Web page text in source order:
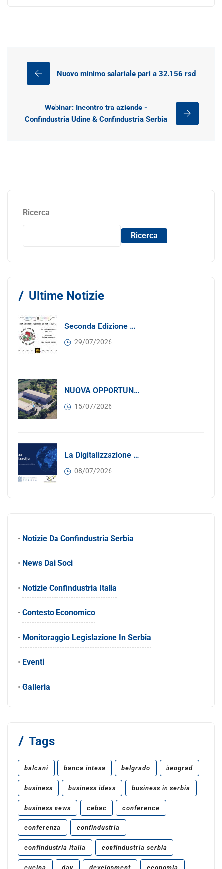
Nuovo minimo salariale pari a 32.156 rsd
Webinar: Incontro tra aziende -
Confindustria Udine & Confindustria Serbia
Ricerca
Ricerca
Ultime Notizie
Seconda Edizione Di MANGIA. DONA. AMA: Quando La Gastronomia Incontra La Solidarietà, 11 Settembre 2026
29/07/2026
NUOVA OPPORTUNITÀ DI BUSINESS PER I SOCI DI CONFINDUSTRIA SERBIA: Affitasi Un Moderno Capannone Industriale A Pančevo – 1.200 M² Nella Zona Industriale
15/07/2026
La Digitalizzazione Come Motore Dell’internazionalizzazione
08/07/2026
• Notizie Da Confindustria Serbia
• News Dai Soci
• Notizie Confindustria Italia
• Contesto Economico
• Monitoraggio Legislazione In Serbia
• Eventi
• Galleria
Tags
balcani banca intesa belgrado beograd
business business ideas business in serbia
business news cebac conference
conferenza confindustria
confindustria italia confindustria serbia
cucina day development economia